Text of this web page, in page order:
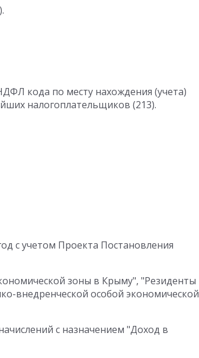
кода по месту нахождения (учета)
налогоплательщиков (213).
с учетом Проекта Постановления
зоны в Крыму", "Резиденты
внедренческой особой экономической
с назначением "Доход в